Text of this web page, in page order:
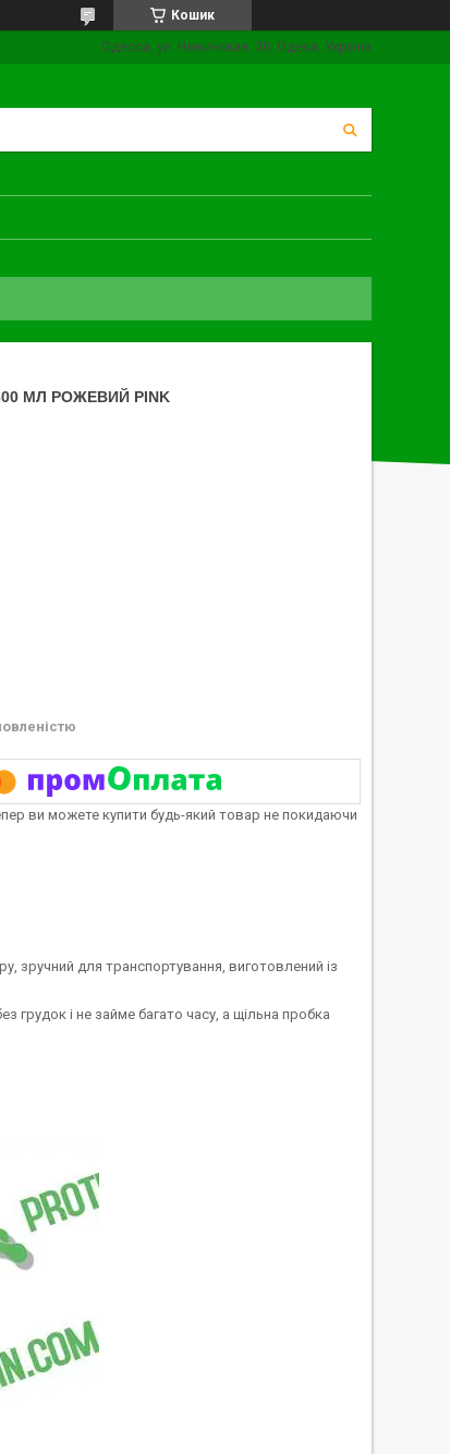
Кошик
Одесса, ул. Нежинская, 30, Одеса, Україна
МЛ РОЖЕВИЙ PINK
ви можете купити будь-який товар не покидаючи
зручний для транспортування, виготовлений із
грудок і не займе багато часу, а щільна пробка